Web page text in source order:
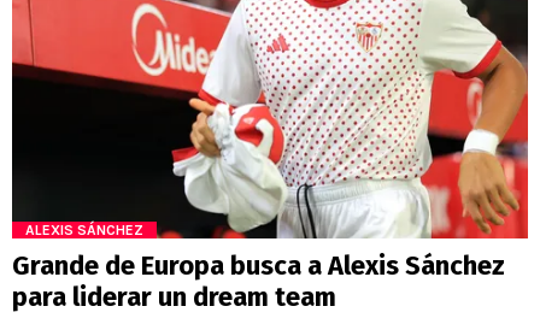
ALEXIS SÁNCHEZ
Grande de Europa busca a Alexis Sánchez
para liderar un dream team